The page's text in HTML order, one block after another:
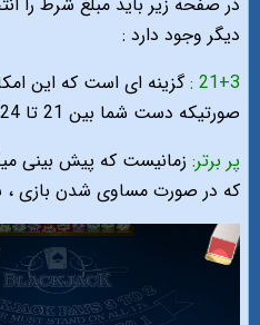
دیگر وجود دارد :
21+3 : گزینه ای است که این
صورتیکه دست شما بین 21 تا 24 باشد برنده میشوید.
پر برتر: زمانیست که پیش بینی
که در صورت مساوی شدن بازی ،